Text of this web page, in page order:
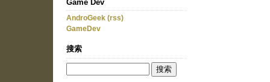
Game Dev
AndroGeek (rss)
GameDev
搜索